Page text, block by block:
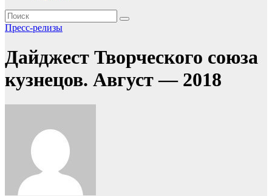
Пресс-релизы
Дайджест Творческого союза
кузнецов. Август — 2018